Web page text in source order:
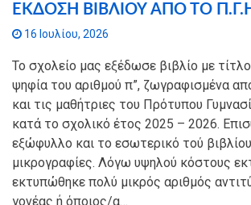
ΕΚΔΟΣΗ ΒΙΒΛΙΟΥ ΑΠΟ ΤΟ
16 Ιουλίου, 2026
Το σχολείο μας εξέδωσε βιβλίο με
ψηφία του αριθμού π”, ζωγραφισμένα
και τις μαθήτριες του Πρότυπου
κατά το σχολικό έτος 2025 – 2026.
εξώφυλλο και το εσωτερικό τού
μικρογραφίες. Λόγω υψηλού κόστους
εκτυπώθηκε πολύ μικρός αριθμός
γονέας ή όποιος/α…